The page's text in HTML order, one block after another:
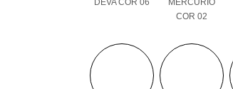
DEVA COR 06
MERCÚRIO
COR 02